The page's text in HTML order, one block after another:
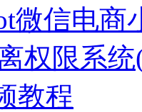
微信电商
权限系统
教程